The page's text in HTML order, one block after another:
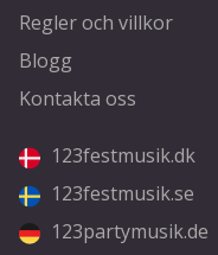
Regler och villkor
Blogg
Kontakta oss
123festmusik.dk
123festmusik.se
123partymusik.de